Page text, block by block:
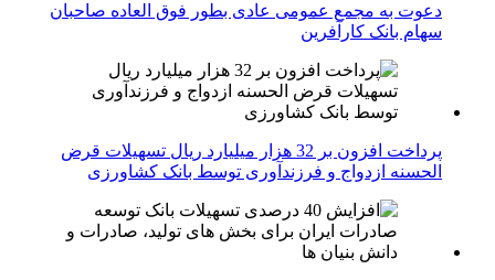
دعوت به مجمع عمومی عادی بطور فوق العاده صاحبان
سهام بانک کارآفرین
پرداخت افزون بر 32 هزار میلیارد ریال تسهیلات قرض
الحسنه ازدواج و فرزندآوری توسط بانک کشاورزی